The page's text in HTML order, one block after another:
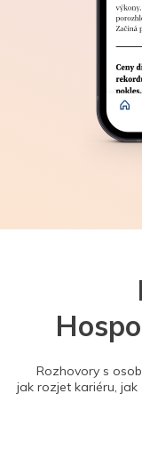
Rozhovory s
jak rozjet kariéru,